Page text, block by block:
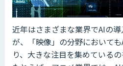
近年はさまざまな業界でAIの
が、「映像」の分野において
り、大きな注目を集めている